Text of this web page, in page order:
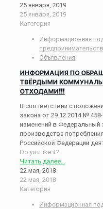
25 января, 2019
25 января, 2019
Категория
Информационная
Объявления
ИНФОРМАЦИЯ ПО
ТВЁРДЫМИ
ОТХОДАМИ!!!
В соответствии с
закона от 29.12.2014 №
изменений в Федеральный
производства
Российской Федерации
Do you like it?
Читать далее...
22 мая, 2018
22 мая, 2018
Категория
Информационная